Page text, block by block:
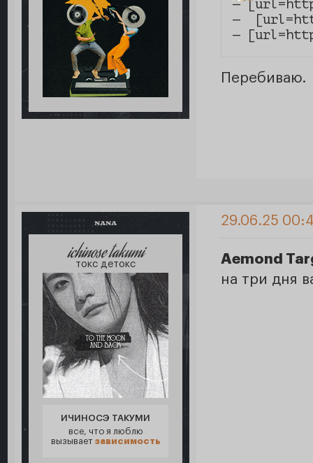
—
—
—
Перебиваю.
NANA
ichinose takumi
токс детокс
ИЧИНОСЭ ТАКУМИ
все, что я люблю
вызывает зависимость
29.06.25
Aemond
на три дня